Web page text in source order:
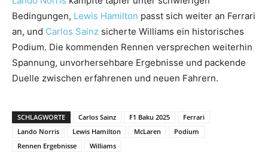
Bedingungen, Lewis Hamilton passt sich weiter an Ferrari
an, und Carlos Sainz sicherte Williams ein historisches
Podium. Die kommenden Rennen versprechen weiterhin
Spannung, unvorhersehbare Ergebnisse und packende
Duelle zwischen erfahrenen und neuen Fahrern.
SCHLAGWORTE Carlos Sainz F1 Baku 2025
Ferrari
Lando Norris
Lewis Hamilton McLaren
Podium
Rennen Ergebnisse
Williams